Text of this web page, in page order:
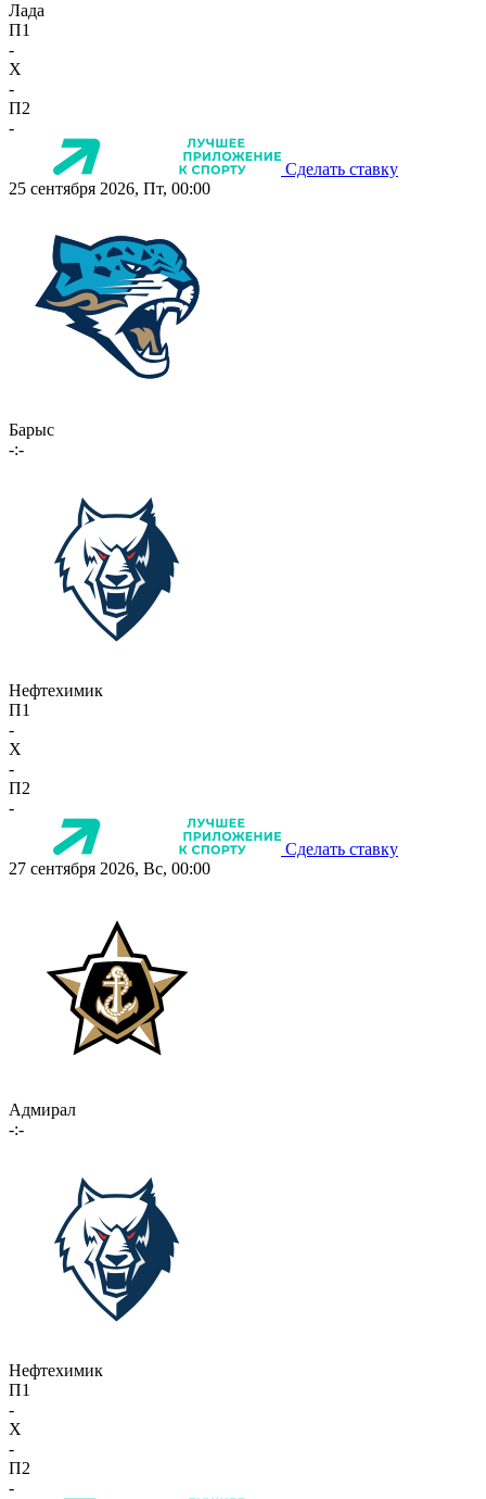
Лада
П1
-
X
-
П2
-
Сделать ставку
25 сентября 2026, Пт, 00:00
Барыс
-:-
Нефтехимик
П1
-
X
-
П2
-
Сделать ставку
27 сентября 2026, Вс, 00:00
Адмирал
-:-
Нефтехимик
П1
-
X
-
П2
-